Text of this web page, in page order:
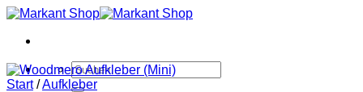
Zum
springen
Suchen
nach:
Start /Aufkleber